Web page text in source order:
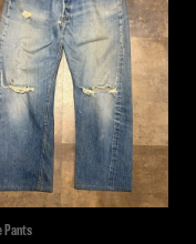
Pants